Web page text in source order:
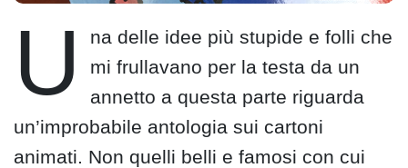
U
na delle idee più stupide e folli che
mi frullavano per la testa da un
annetto a questa parte riguarda
un’improbabile antologia sui cartoni
animati. Non quelli belli e famosi con cui